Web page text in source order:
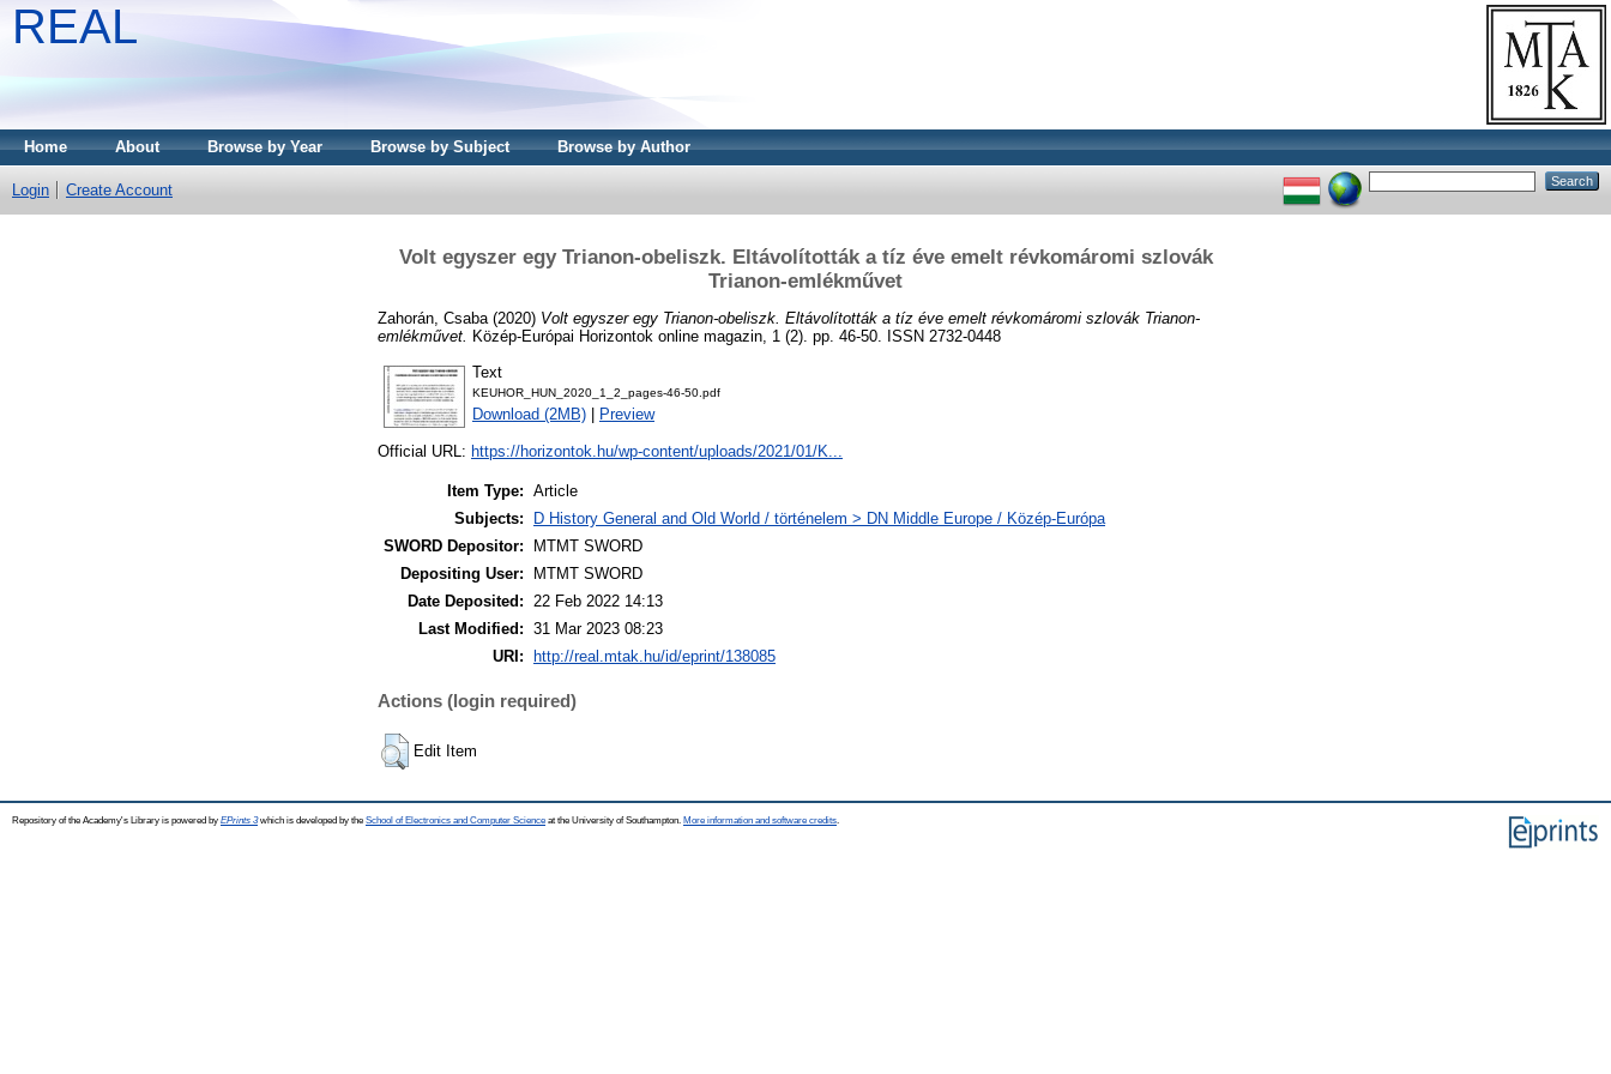
REAL
Home About Browse by Year Browse by Subject Browse by Author
Login Create Account
Volt egyszer egy Trianon-obeliszk. Eltávolították a tíz éve emelt révkomáromi szlovák
Trianon-emlékművet
Zahorán, Csaba (2020) Volt egyszer egy Trianon-obeliszk. Eltávolították a tíz éve emelt révkomáromi szlovák Trianon-
emlékművet. Közép-Európai Horizontok online magazin, 1 (2). pp. 46-50. ISSN 2732-0448
Text
KEUHOR_HUN_2020_1_2_pages-46-50.pdf
Download (2MB) Preview
Official URL: https://horizontok.hu/wp-content/uploads/2021/01/K...
Item Type: Article
Subjects:
D History General and Old World / történelem > DN Middle Europe / Közép-Európa
SWORD Depositor:
MTMT SWORD
Depositing User:
MTMT SWORD
Date Deposited: 22 Feb 2022 14:13
Last Modified: 31 Mar 2023 08:23
URI:
http://real.mtak.hu/id/eprint/138085
Actions (login required)
Edit Item
Repository of the Academy's Library is powered by EPrints 3which is developed by the School of Electronics and Computer Science at the University of Southampton. More information and software credits